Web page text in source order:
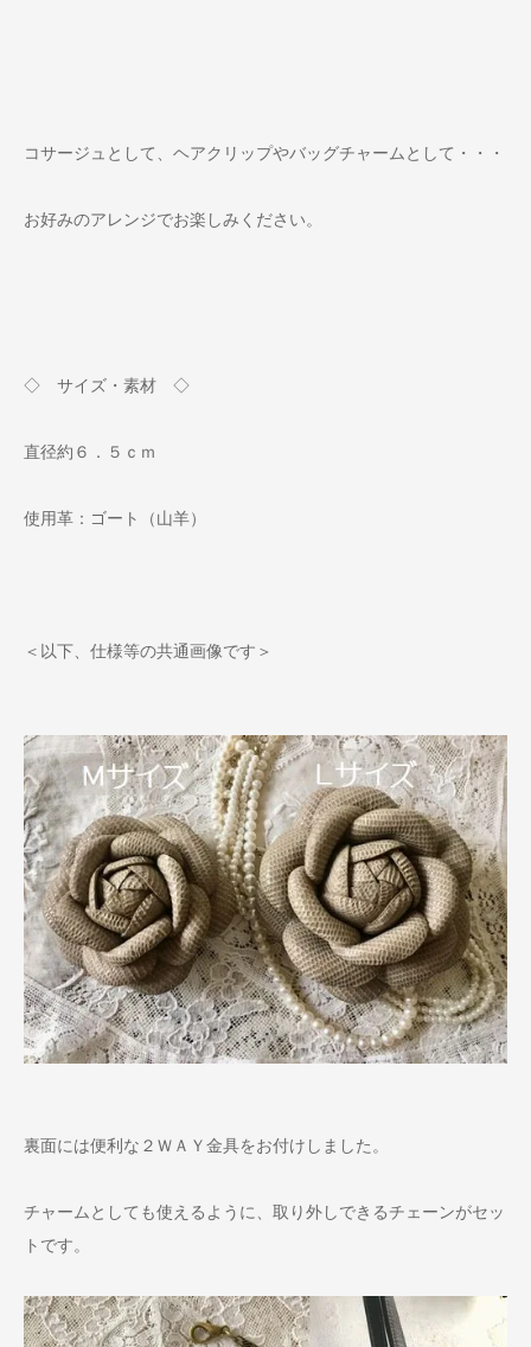
コサージュとして、ヘアクリップやバッグチャームとして・・・
お好みのアレンジでお楽しみください。
◇ サイズ・素材 ◇
直径約６．５ｃｍ
使用革：ゴート（山羊）
＜以下、仕様等の共通画像です＞
裏面には便利な２ＷＡＹ金具をお付けしました。
チャームとしても使えるように、取り外しできるチェーンがセッ
トです。